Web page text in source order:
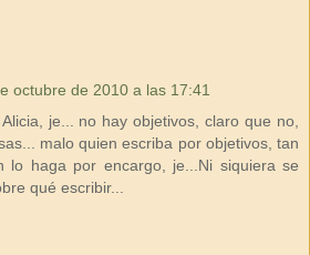
octubre de 2010 a las 17:41
je... no hay objetivos, claro que no,
malo quien escriba por objetivos, tan
lo haga por encargo, je...Ni siquiera se
qué escribir...